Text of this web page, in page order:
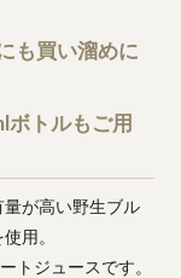
も買い溜めに
ボトルもご用
が高い野生ブル
用。
トジュースです。